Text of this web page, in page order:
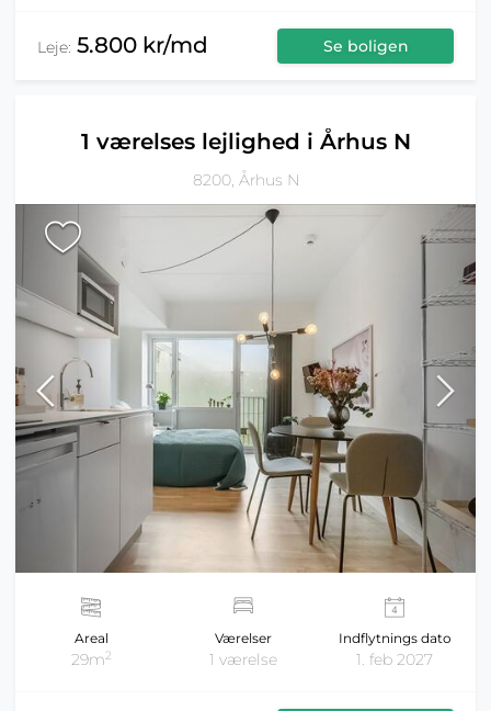
Leje: 5.800 kr/md Se boligen
1 værelses lejlighed i Århus N
8200, Århus N
Areal
29m2
Værelser
1 værelse
Indflytnings dato
1. feb 2027